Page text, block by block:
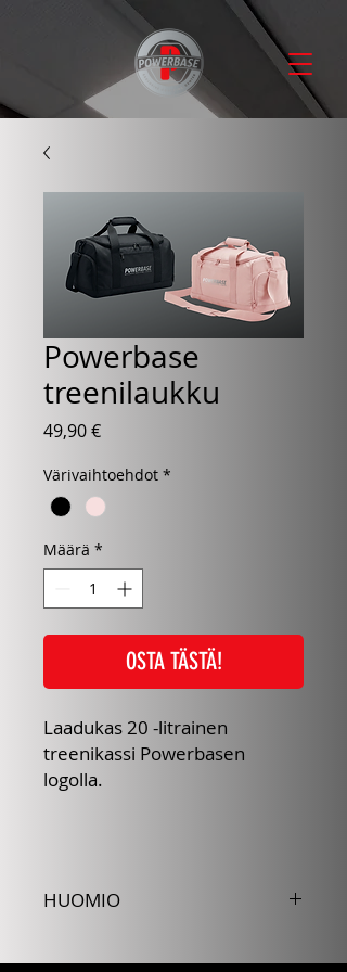
Powerbase
treenilaukku
49,90 €Hinta
Värivaihtoehdot *
Määrä *
OSTA TÄSTÄ!
Laadukas 20 -litrainen
treenikassi Powerbasen
logolla.
HUOMIO